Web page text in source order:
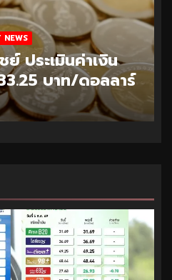
NEWS
ประเมินค่าเงิน
บาท/ดอลลาร์